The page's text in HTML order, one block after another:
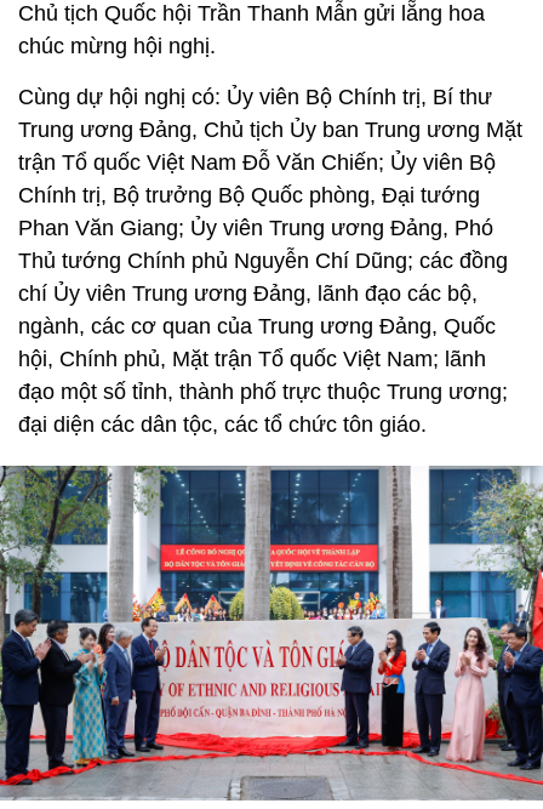
Chủ tịch Quốc hội Trần Thanh Mẫn gửi lẵng hoa
chúc mừng hội nghị.
Cùng dự hội nghị có: Ủy viên Bộ Chính trị, Bí thư
Trung ương Đảng, Chủ tịch Ủy ban Trung ương Mặt
trận Tổ quốc Việt Nam Đỗ Văn Chiến; Ủy viên Bộ
Chính trị, Bộ trưởng Bộ Quốc phòng, Đại tướng
Phan Văn Giang; Ủy viên Trung ương Đảng, Phó
Thủ tướng Chính phủ Nguyễn Chí Dũng; các đồng
chí Ủy viên Trung ương Đảng, lãnh đạo các bộ,
ngành, các cơ quan của Trung ương Đảng, Quốc
hội, Chính phủ, Mặt trận Tổ quốc Việt Nam; lãnh
đạo một số tỉnh, thành phố trực thuộc Trung ương;
đại diện các dân tộc, các tổ chức tôn giáo.